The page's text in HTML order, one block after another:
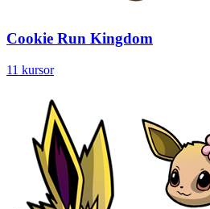
Cookie Run Kingdom
11 kursor